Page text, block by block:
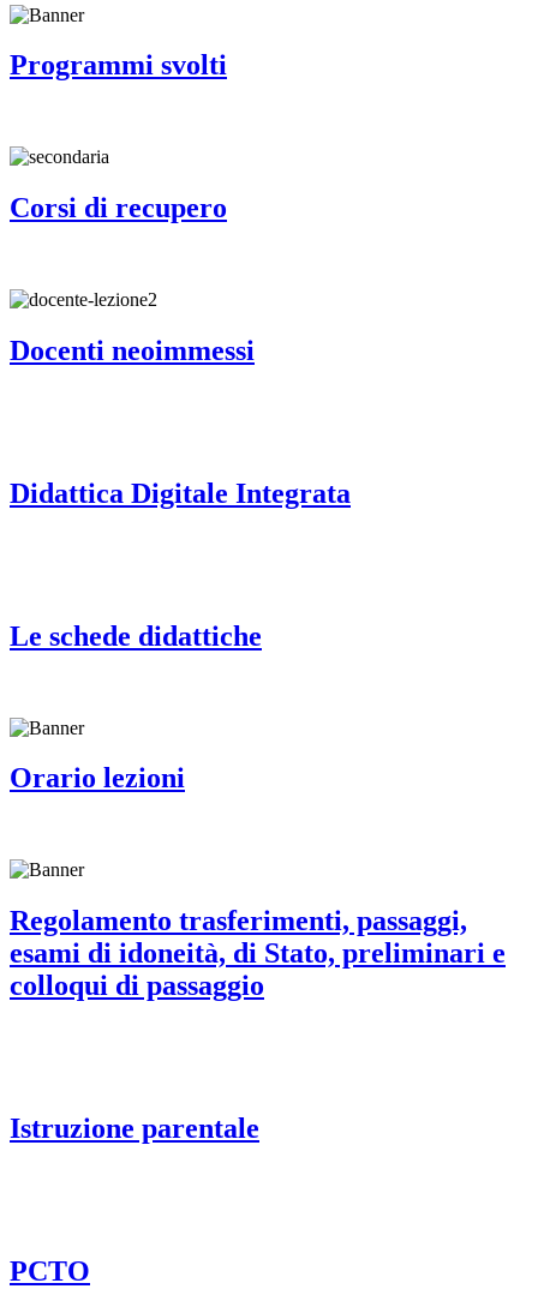
Programmi svolti
Corsi di recupero
Docenti neoimmessi
Didattica Digitale Integrata
Le schede didattiche
Orario lezioni
Regolamento trasferimenti, passaggi,
esami di idoneità, di Stato, preliminari e
colloqui di passaggio
Istruzione parentale
PCTO